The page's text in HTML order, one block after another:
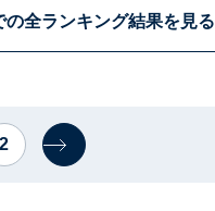
の全ランキング結果を見る
2